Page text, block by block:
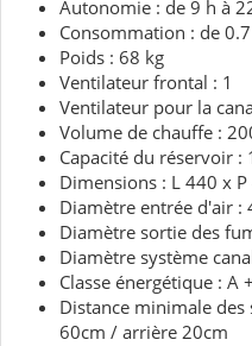
Autonomie : de 9 h à
Consommation : de
Poids : 68 kg
Ventilateur frontal : 1
Ventilateur pour la
Volume de chauffe :
Capacité du réservoir :
Dimensions : L 440 x
Diamètre entrée d'air :
Diamètre sortie des
Diamètre système
Classe énergétique : A +
Distance minimale
60cm / arrière 20cm